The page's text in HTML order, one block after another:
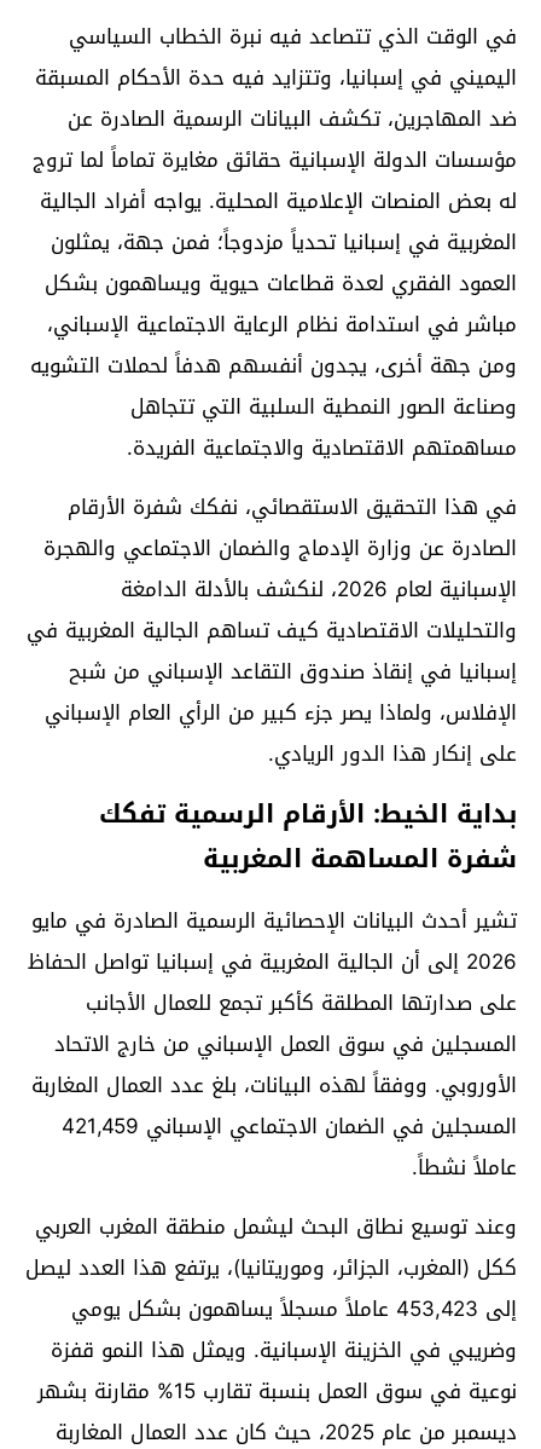
في الوقت الذي تتصاعد فيه نبرة الخطاب السياسي
اليميني في إسبانيا، وتتزايد فيه حدة الأحكام المسبقة
ضد المهاجرين، تكشف البيانات الرسمية الصادرة عن
مؤسسات الدولة الإسبانية حقائق مغايرة تماماً لما تروج
له بعض المنصات الإعلامية المحلية. يواجه أفراد الجالية
المغربية في إسبانيا تحدياً مزدوجاً؛ فمن جهة، يمثلون
العمود الفقري لعدة قطاعات حيوية ويساهمون بشكل
مباشر في استدامة نظام الرعاية الاجتماعية الإسباني،
ومن جهة أخرى، يجدون أنفسهم هدفاً لحملات التشويه
وصناعة الصور النمطية السلبية التي تتجاهل
مساهمتهم الاقتصادية والاجتماعية الفريدة.
في هذا التحقيق الاستقصائي، نفكك شفرة الأرقام
الصادرة عن وزارة الإدماج والضمان الاجتماعي والهجرة
الإسبانية لعام 2026، لنكشف بالأدلة الدامغة
والتحليلات الاقتصادية كيف تساهم الجالية المغربية في
إسبانيا في إنقاذ صندوق التقاعد الإسباني من شبح
الإفلاس، ولماذا يصر جزء كبير من الرأي العام الإسباني
على إنكار هذا الدور الريادي.
بداية الخيط: الأرقام الرسمية تفكك
شفرة المساهمة المغربية
تشير أحدث البيانات الإحصائية الرسمية الصادرة في مايو
2026 إلى أن الجالية المغربية في إسبانيا تواصل الحفاظ
على صدارتها المطلقة كأكبر تجمع للعمال الأجانب
المسجلين في سوق العمل الإسباني من خارج الاتحاد
الأوروبي. ووفقاً لهذه البيانات، بلغ عدد العمال المغاربة
المسجلين في الضمان الاجتماعي الإسباني 421,459
عاملاً نشطاً.
وعند توسيع نطاق البحث ليشمل منطقة المغرب العربي
ككل (المغرب، الجزائر، وموريتانيا)، يرتفع هذا العدد ليصل
إلى 453,423 عاملاً مسجلاً يساهمون بشكل يومي
وضريبي في الخزينة الإسبانية. ويمثل هذا النمو قفزة
نوعية في سوق العمل بنسبة تقارب 15% مقارنة بشهر
ديسمبر من عام 2025، حيث كان عدد العمال المغاربة